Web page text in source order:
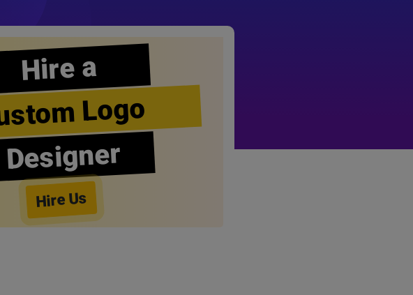
Hire a
Logo
Designer
Hire Us